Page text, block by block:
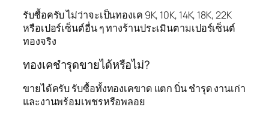
รับซื้อครับ ไม่ว่าจะเป็นทองเค 9K, 10K, 14K, 18K, 22K
หรือเปอร์เซ็นต์อื่น ๆ ทางร้านประเมินตามเปอร์เซ็นต์
ทองจริง
ทองเคชำรุดขายได้หรือไม่?
ขายได้ครับ รับซื้อทั้งทองเคขาด แตก บิ่น ชำรุด งานเก่า
และงานพร้อมเพชรหรือพลอย